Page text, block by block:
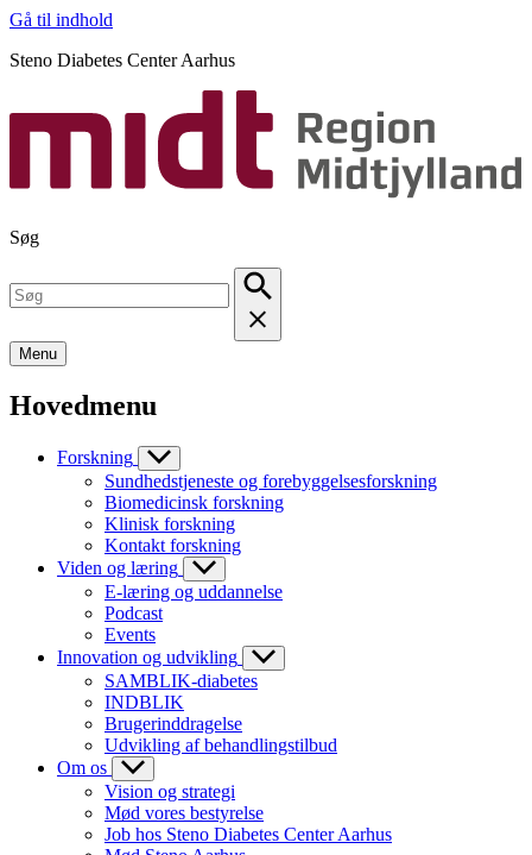
Gå til indhold
Steno Diabetes Center Aarhus
Søg
Menu
Hovedmenu
Forskning
Sundhedstjeneste og forebyggelsesforskning
Biomedicinsk forskning
Klinisk forskning
Kontakt forskning
Viden og læring
E-læring og uddannelse
Podcast
Events
Innovation og udvikling
SAMBLIK-diabetes
INDBLIK
Brugerinddragelse
Udvikling af behandlingstilbud
Om os
Vision og strategi
Mød vores bestyrelse
Job hos Steno Diabetes Center Aarhus